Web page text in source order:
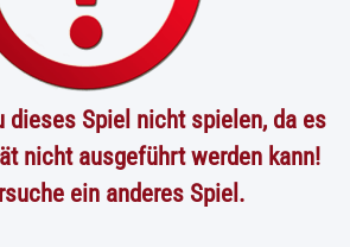
dieses Spiel nicht spielen, da es
nicht ausgeführt werden kann!
ein anderes Spiel.